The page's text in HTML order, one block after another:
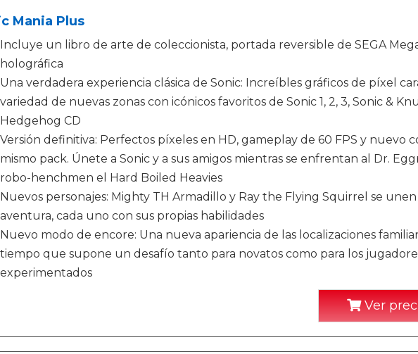
Mania Plus
Incluye un libro de arte de coleccionista, portada reversible de SEGA
holográfica
Una verdadera experiencia clásica de Sonic: Increíbles gráficos de píxel
variedad de nuevas zonas con icónicos favoritos de Sonic 1, 2, 3, Sonic &
Hedgehog CD
Versión definitiva: Perfectos píxeles en HD, gameplay de 60 FPS y nuevo
mismo pack. Únete a Sonic y a sus amigos mientras se enfrentan al Dr.
robo-henchmen el Hard Boiled Heavies
Nuevos personajes: Mighty TH Armadillo y Ray the Flying Squirrel se unen
aventura, cada uno con sus propias habilidades
Nuevo modo de encore: Una nueva apariencia de las localizaciones
tiempo que supone un desafío tanto para novatos como para los
experimentados
Ver